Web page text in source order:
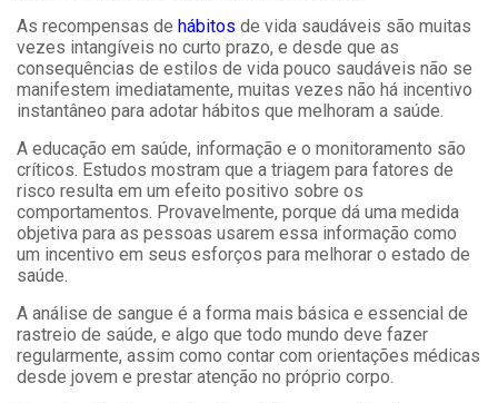
As recompensas de hábitos de vida saudáveis ​​são muitas
vezes intangíveis no curto prazo, e desde que as
consequências de estilos de vida pouco saudáveis ​​não se
manifestem imediatamente, muitas vezes não há incentivo
instantâneo para adotar hábitos que melhoram a saúde.
A educação em saúde, informação e o monitoramento são
críticos. Estudos mostram que a triagem para fatores de
risco resulta em um efeito positivo sobre os
comportamentos. Provavelmente, porque dá uma medida
objetiva para as pessoas usarem essa informação como
um incentivo em seus esforços para melhorar o estado de
saúde.
A análise de sangue é a forma mais básica e essencial de
rastreio de saúde, e algo que todo mundo deve fazer
regularmente, assim como contar com orientações médicas
desde jovem e prestar atenção no próprio corpo.